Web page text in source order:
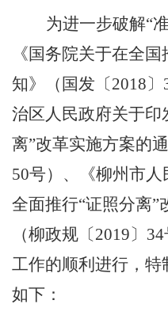
为进一步破解“
《国务院关于在全国
知》（国发〔2018〕
治区人民政府关于印
离”改革实施方案的
50号）、《柳州市
全面推行“证照分离”
（柳政规〔2019〕 34
工作的顺利进行，
如下：